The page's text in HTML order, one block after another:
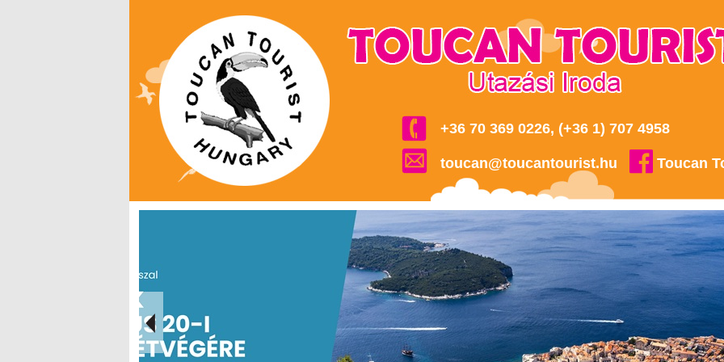
+36 70 369 0226, (+36 1) 707 4958
toucan@toucantourist.hu Toucan